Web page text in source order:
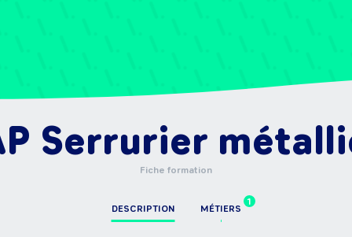
Serrurier
Fiche formation
DESCRIPTION
1
MÉTIERS